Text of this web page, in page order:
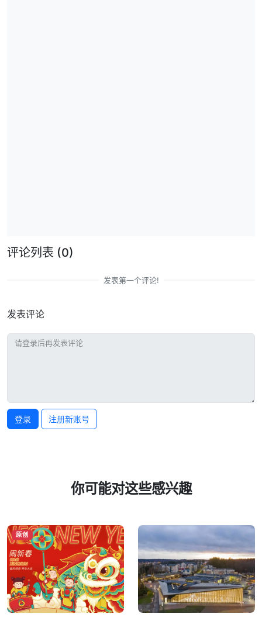
评论列表 (0)
发表第一个评论!
发表评论
登录 注册新账号
你可能对这些感兴趣
原创